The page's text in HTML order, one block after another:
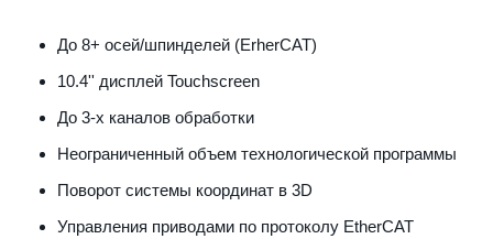
До 8+ осей/шпинделей (ErherCAT)
10.4'' дисплей Touchscreen
До 3-х каналов обработки
Неограниченный объем технологической программы
Поворот системы координат в 3D
Управления приводами по протоколу EtherCAT